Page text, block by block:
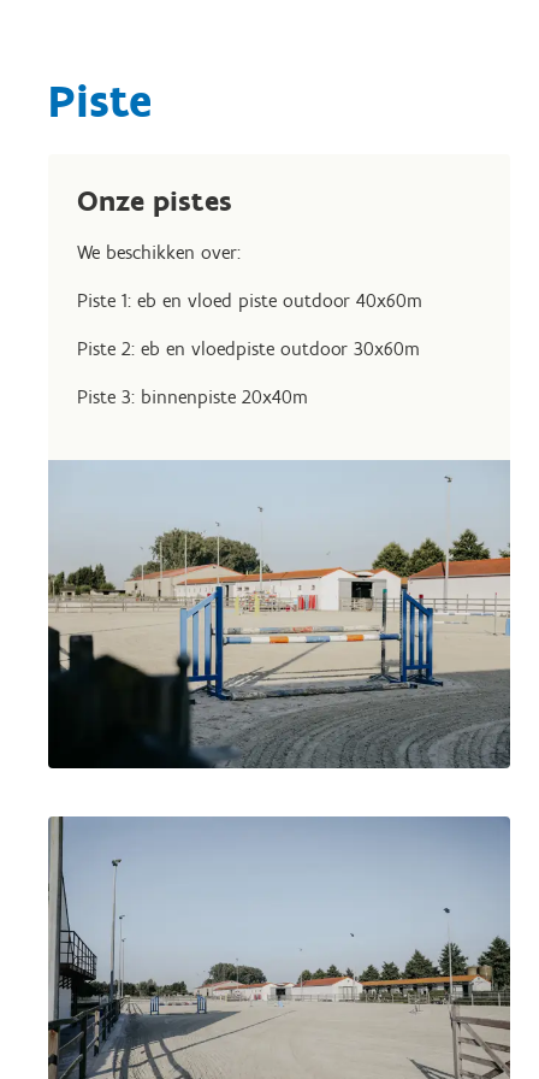
Piste
Onze pistes
We beschikken over:
Piste 1: eb en vloed piste outdoor 40x60m
Piste 2: eb en vloedpiste outdoor 30x60m
Piste 3: binnenpiste 20x40m